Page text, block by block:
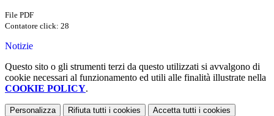
File PDF
Contatore click: 28
Notizie
Questo sito o gli strumenti terzi da questo utilizzati si avvalgono di
cookie necessari al funzionamento ed utili alle finalità illustrate nella
COOKIE POLICY.
Personalizza Rifiuta tutti i cookies Accetta tutti i cookies